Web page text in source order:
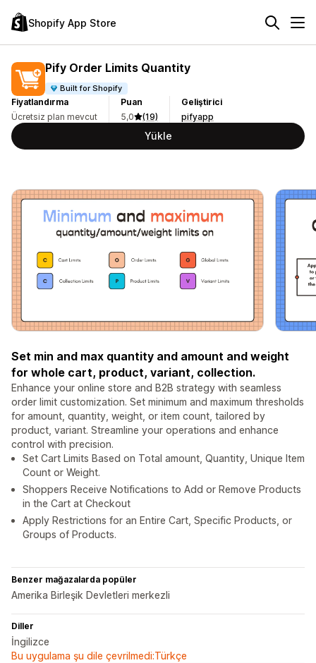
Shopify App Store
Pify Order Limits Quantity
Built for Shopify
Fiyatlandırma
Ücretsiz plan mevcut
Puan
5,0
(19)
Geliştirici
pifyapp
Yükle
Set min and max quantity and amount and weight
for whole cart, product, variant, collection.
Enhance your online store and B2B strategy with seamless
order limit customization. Set minimum and maximum thresholds
for amount, quantity, weight, or item count, tailored by
product, variant. Streamline your operations and enhance
control with precision.
Set Cart Limits Based on Total amount, Quantity, Unique Item
Count or Weight.
Shoppers Receive Notifications to Add or Remove Products
in the Cart at Checkout
Apply Restrictions for an Entire Cart, Specific Products, or
Groups of Products.
Benzer mağazalarda popüler
Amerika Birleşik Devletleri merkezli
Diller
İngilizce
Bu uygulama şu dile çevrilmedi:Türkçe